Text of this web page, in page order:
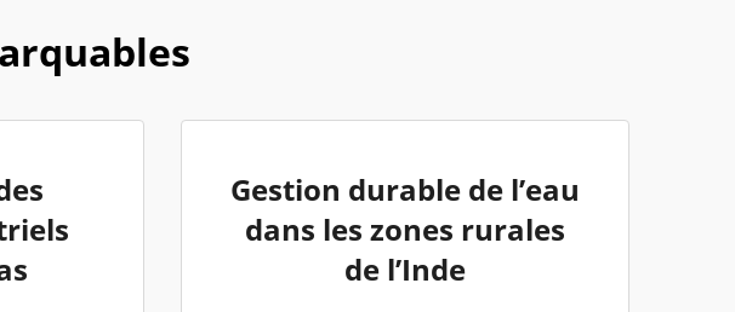
Gestion durable de l’eau
dans les zones rurales
de l’Inde